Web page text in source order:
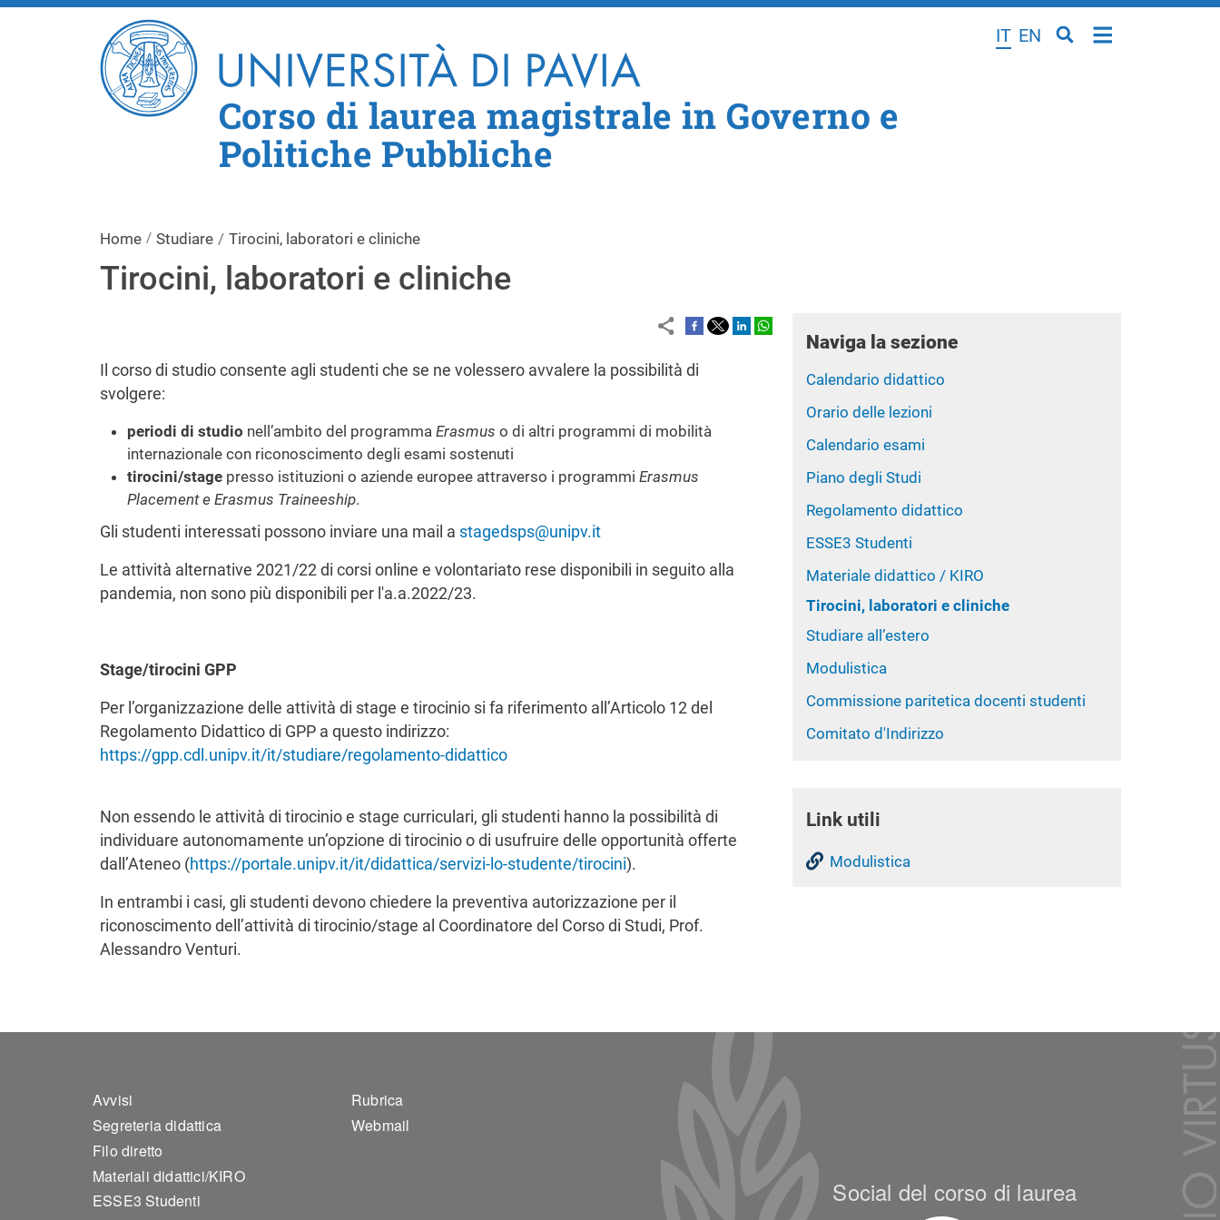
Salta al contenuto principale
IT EN
Corso di laurea magistrale in Governo e
Politiche Pubbliche
Home Studiare Tirocini, laboratori e cliniche
Tirocini, laboratori e cliniche
Il corso di studio consente agli studenti che se ne volessero avvalere la possibilità di
svolgere:
periodi di studio nell’ambito del programma Erasmus o di altri programmi di mobilità
internazionale con riconoscimento degli esami sostenuti
tirocini/stage presso istituzioni o aziende europee attraverso i programmi Erasmus
Placemente Erasmus Traineeship.
Gli studenti interessati possono inviare una mail a stagedsps@unipv.it
Le attività alternative 2021/22 di corsi online e volontariato rese disponibili in seguito alla
pandemia, non sono più disponibili per l'a.a.2022/23.
Stage/tirocini GPP
Per l’organizzazione delle attività di stage e tirocinio si fa riferimento all’Articolo 12 del
Regolamento Didattico di GPP a questo indirizzo:
https://gpp.cdl.unipv.it/it/studiare/regolamento-didattico
Non essendo le attività di tirocinio e stage curriculari, gli studenti hanno la possibilità di
individuare autonomamente un’opzione di tirocinio o di usufruire delle opportunità offerte
dall’Ateneo (https://portale.unipv.it/it/didattica/servizi-lo-studente/tirocini).
In entrambi i casi, gli studenti devono chiedere la preventiva autorizzazione per il
riconoscimento dell’attività di tirocinio/stage al Coordinatore del Corso di Studi, Prof.
Alessandro Venturi.
Naviga la sezione
Calendario didattico
Orario delle lezioni
Calendario esami
Piano degli Studi
Regolamento didattico
ESSE3 Studenti
Materiale didattico / KIRO
Tirocini, laboratori e cliniche
Studiare all’estero
Modulistica
Commissione paritetica docenti studenti
Comitato d'Indirizzo
Link utili
Modulistica
Footer 1
Avvisi
Segreteria didattica
Filo diretto
Materiali didattici/KIRO
ESSE3 Studenti
Footer 2
Rubrica
Webmail
Social del corso di laurea